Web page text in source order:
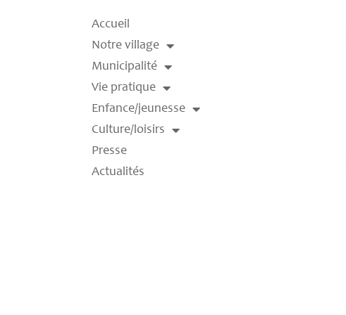
Accueil
Notre village
Municipalité
Vie pratique
Enfance/jeunesse
Culture/loisirs
Presse
Actualités